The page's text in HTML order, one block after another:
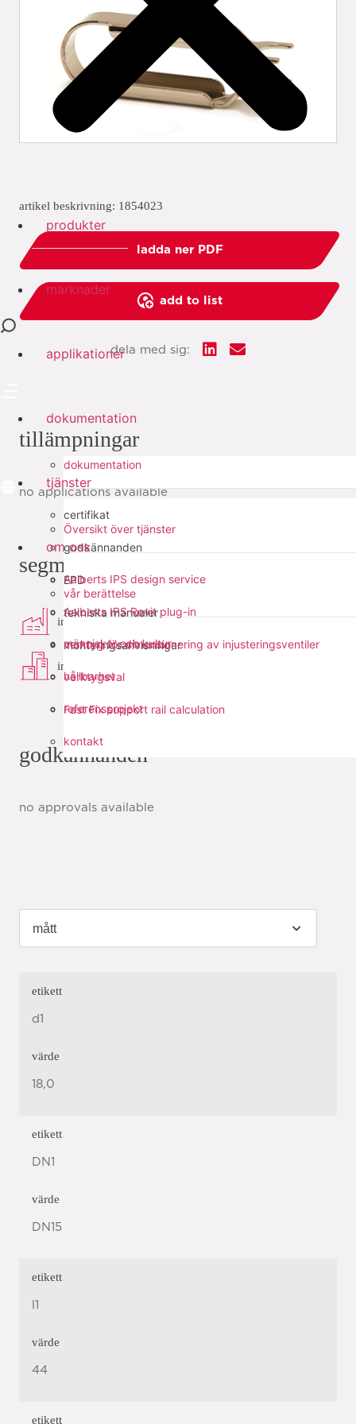
produkter
marknader
applikationer
dokumentation
dokumentation
certifikat
godkännanden
EPD
tekniska manualer
monteringsanvisningar
tjänster
Översikt över tjänster
Aalberts IPS design service
Aalberts IPS Revit plug-in
verktyg för dimensionering av injusteringsventiler
verktygsval
Fast Fix support rail calculation
om oss
vår berättelse
människor och kultur
hållbarhet
referensprojekt
kontakt
artikel beskrivning: 1854023
ladda ner PDF
add to list
dela med sig:
tillämpningar
no applications available
segment
industri
infra
godkännanden
no approvals available
etikett
d1
värde
18,0
etikett
DN1
värde
DN15
etikett
l1
värde
44
etikett